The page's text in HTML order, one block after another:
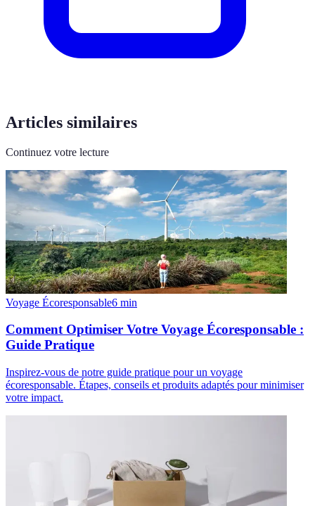
Articles similaires
Continuez votre lecture
Voyage Écoresponsable6 min
Comment Optimiser Votre Voyage Écoresponsable :
Guide Pratique
Inspirez-vous de notre guide pratique pour un voyage
écoresponsable. Étapes, conseils et produits adaptés pour minimiser
votre impact.